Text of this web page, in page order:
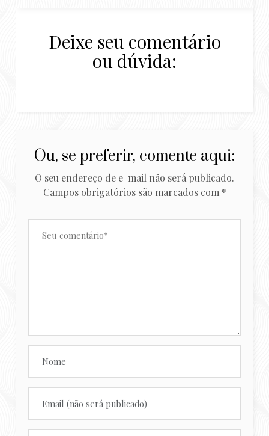
Deixe seu comentário
ou dúvida:
Ou, se preferir, comente aqui:
O seu endereço de e-mail não será publicado.
Campos obrigatórios são marcados com *